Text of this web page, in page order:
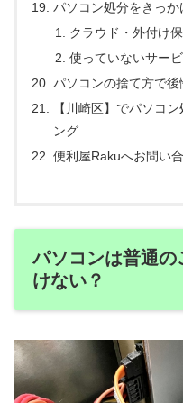
パソコン処分をきっ
クラウド・外付け
使っていないサー
パソコンの捨て方で
【川崎区】でパソコ
ング
便利屋Rakuへお問い
パソコンは普通
けない？